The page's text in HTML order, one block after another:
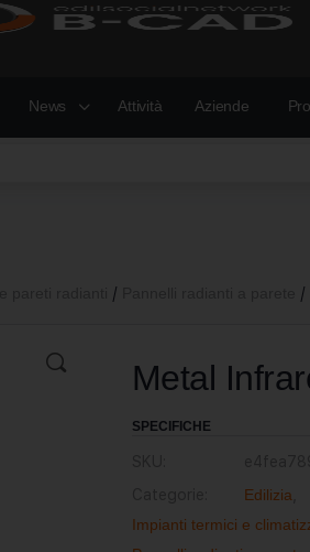
News Attività Aziende
/ /
Metal
SPECIFICHE
Edilizia
Impianti termici e